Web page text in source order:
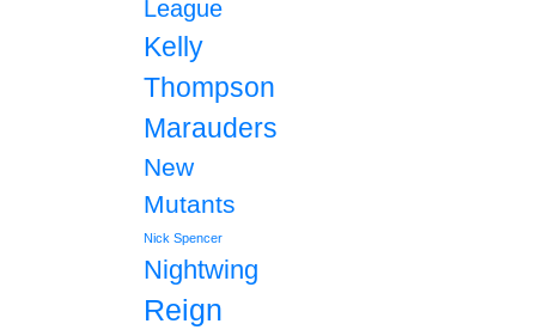
League
Kelly
Thompson
Marauders
New
Mutants
Nick Spencer
Nightwing
Reign